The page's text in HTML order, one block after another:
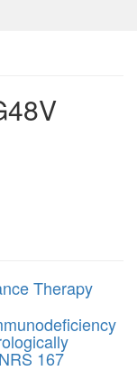
Therapy
167